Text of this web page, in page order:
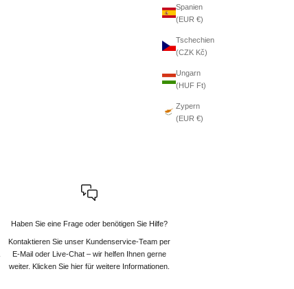
Spanien
(EUR €)
Tschechien
(CZK Kč)
Ungarn
(HUF Ft)
Zypern
(EUR €)
Haben Sie eine Frage oder benötigen Sie Hilfe?
Kontaktieren Sie unser Kundenservice-Team per
E-Mail oder Live-Chat – wir helfen Ihnen gerne
weiter. Klicken Sie hier für weitere Informationen.